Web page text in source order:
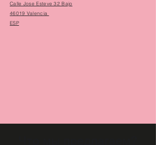
Calle Jose Esteve 32 Bajo
46019 Valencia
ESP